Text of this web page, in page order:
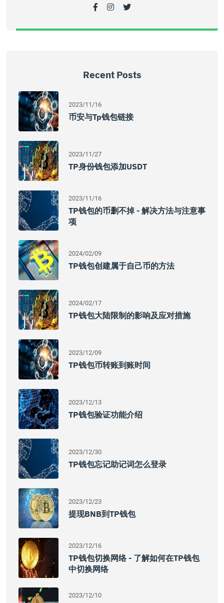
Recent Posts
2023/11/16
币安与tp钱包链接
2023/11/27
TP身份钱包添加USDT
2023/11/16
TP钱包的币删不掉 - 解决方法与注意事
项
2024/02/09
TP钱包创建属于自己币的方法
2024/02/17
TP钱包大陆限制的影响及应对措施
2023/12/09
TP钱包币转账到账时间
2023/12/13
TP钱包验证功能介绍
2023/12/30
TP钱包忘记助记词怎么登录
2023/12/23
提现BNB到TP钱包
2023/12/16
TP钱包切换网络 - 了解如何在TP钱包
中切换网络
2023/12/10